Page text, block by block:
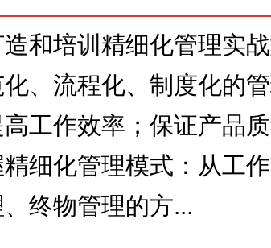
和培训精细化管理实
、流程化、制度化的
工作效率；保证产品
细化管理模式：从工
终物管理的方...